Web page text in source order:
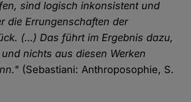
sind logisch inkonsistent und
die Errungenschaften der
(…) Das führt im Ergebnis dazu,
nichts aus diesen Werken
(Sebastiani: Anthroposophie, S.